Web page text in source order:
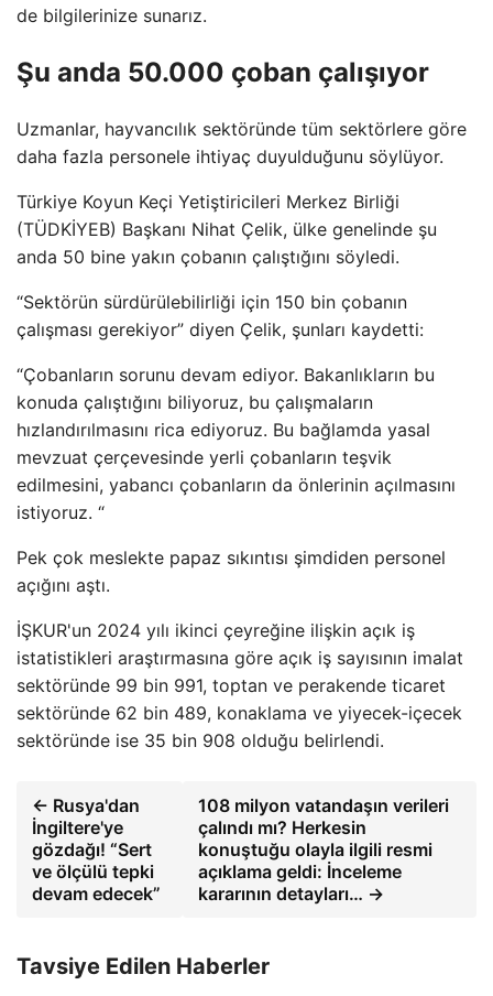
de bilgilerinize sunarız.
Şu anda 50.000 çoban çalışıyor
Uzmanlar, hayvancılık sektöründe tüm sektörlere göre
daha fazla personele ihtiyaç duyulduğunu söylüyor.
Türkiye Koyun Keçi Yetiştiricileri Merkez Birliği
(TÜDKİYEB) Başkanı Nihat Çelik, ülke genelinde şu
anda 50 bine yakın çobanın çalıştığını söyledi.
“Sektörün sürdürülebilirliği için 150 bin çobanın
çalışması gerekiyor” diyen Çelik, şunları kaydetti:
“Çobanların sorunu devam ediyor. Bakanlıkların bu
konuda çalıştığını biliyoruz, bu çalışmaların
hızlandırılmasını rica ediyoruz. Bu bağlamda yasal
mevzuat çerçevesinde yerli çobanların teşvik
edilmesini, yabancı çobanların da önlerinin açılmasını
istiyoruz. “
Pek çok meslekte papaz sıkıntısı şimdiden personel
açığını aştı.
İŞKUR'un 2024 yılı ikinci çeyreğine ilişkin açık iş
istatistikleri araştırmasına göre açık iş sayısının imalat
sektöründe 99 bin 991, toptan ve perakende ticaret
sektöründe 62 bin 489, konaklama ve yiyecek-içecek
sektöründe ise 35 bin 908 olduğu belirlendi.
← Rusya'dan
İngiltere'ye
gözdağı! “Sert
ve ölçülü tepki
devam edecek”
108 milyon vatandaşın verileri
çalındı ​​mı? Herkesin
konuştuğu olayla ilgili resmi
açıklama geldi: İnceleme
kararının detayları… →
Tavsiye Edilen Haberler